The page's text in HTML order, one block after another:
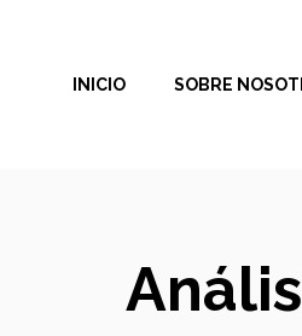
contenidoINICIO SOBRE